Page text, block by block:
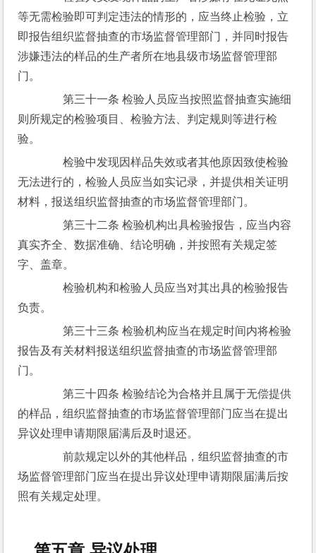
等无需检验即可判定违法的情形的，应当终止检验，立
即报告组织监督抽查的市场监督管理部门，并同时报告
涉嫌违法的样品的生产者所在地县级市场监督管理部
门。
第三十一条 检验人员应当按照监督抽查实施细
则所规定的检验项目、检验方法、判定规则等进行检
验。
检验中发现因样品失效或者其他原因致使检验
无法进行的，检验人员应当如实记录，并提供相关证明
材料，报送组织监督抽查的市场监督管理部门。
第三十二条 检验机构出具检验报告，应当内容
真实齐全、数据准确、结论明确，并按照有关规定签
字、盖章。
检验机构和检验人员应当对其出具的检验报告
负责。
第三十三条 检验机构应当在规定时间内将检验
报告及有关材料报送组织监督抽查的市场监督管理部
门。
第三十四条 检验结论为合格并且属于无偿提供
的样品，组织监督抽查的市场监督管理部门应当在提出
异议处理申请期限届满后及时退还。
前款规定以外的其他样品，组织监督抽查的市
场监督管理部门应当在提出异议处理申请期限届满后按
照有关规定处理。